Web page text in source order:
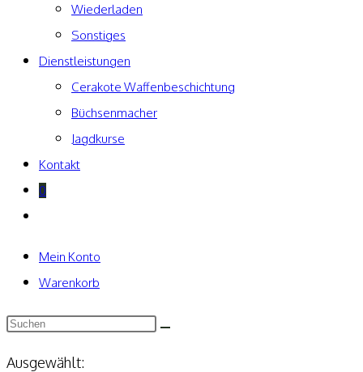
Wiederladen
Sonstiges
Dienstleistungen
Cerakote Waffenbeschichtung
Büchsenmacher
Jagdkurse
Kontakt
0
umschalten
Mein Konto
Warenkorb
Ausgewählt: